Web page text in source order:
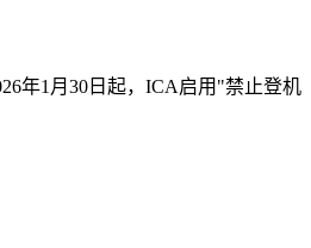
年1月30日起，ICA启用"禁止登机